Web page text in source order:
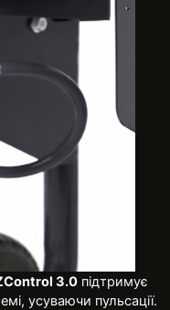
3.0 підтримує
усуваючи пульсації.